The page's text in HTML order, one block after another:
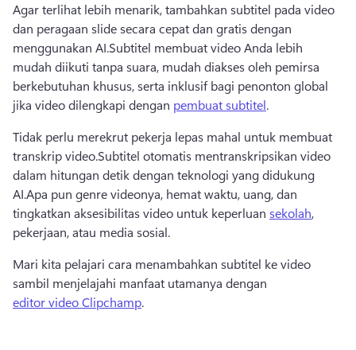
Agar terlihat lebih menarik, tambahkan subtitel pada video
dan peragaan slide secara cepat dan gratis dengan
menggunakan AI.Subtitel membuat video Anda lebih
mudah diikuti tanpa suara, mudah diakses oleh pemirsa
berkebutuhan khusus, serta inklusif bagi penonton global
jika video dilengkapi dengan pembuat subtitel.
Tidak perlu merekrut pekerja lepas mahal untuk membuat
transkrip video.Subtitel otomatis mentranskripsikan video
dalam hitungan detik dengan teknologi yang didukung
AI.Apa pun genre videonya, hemat waktu, uang, dan
tingkatkan aksesibilitas video untuk keperluan sekolah,
pekerjaan, atau media sosial.
Mari kita pelajari cara menambahkan subtitel ke video
sambil menjelajahi manfaat utamanya dengan
editor video Clipchamp.